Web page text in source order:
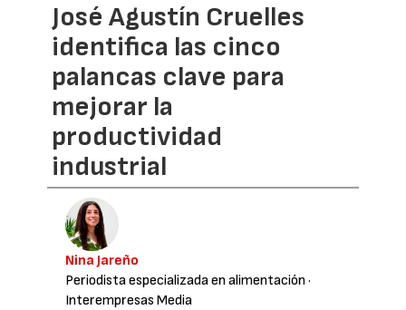
José Agustín Cruelles
identifica las cinco
palancas clave para
mejorar la
productividad
industrial
Nina Jareño
Periodista especializada en alimentación ·
Interempresas Media